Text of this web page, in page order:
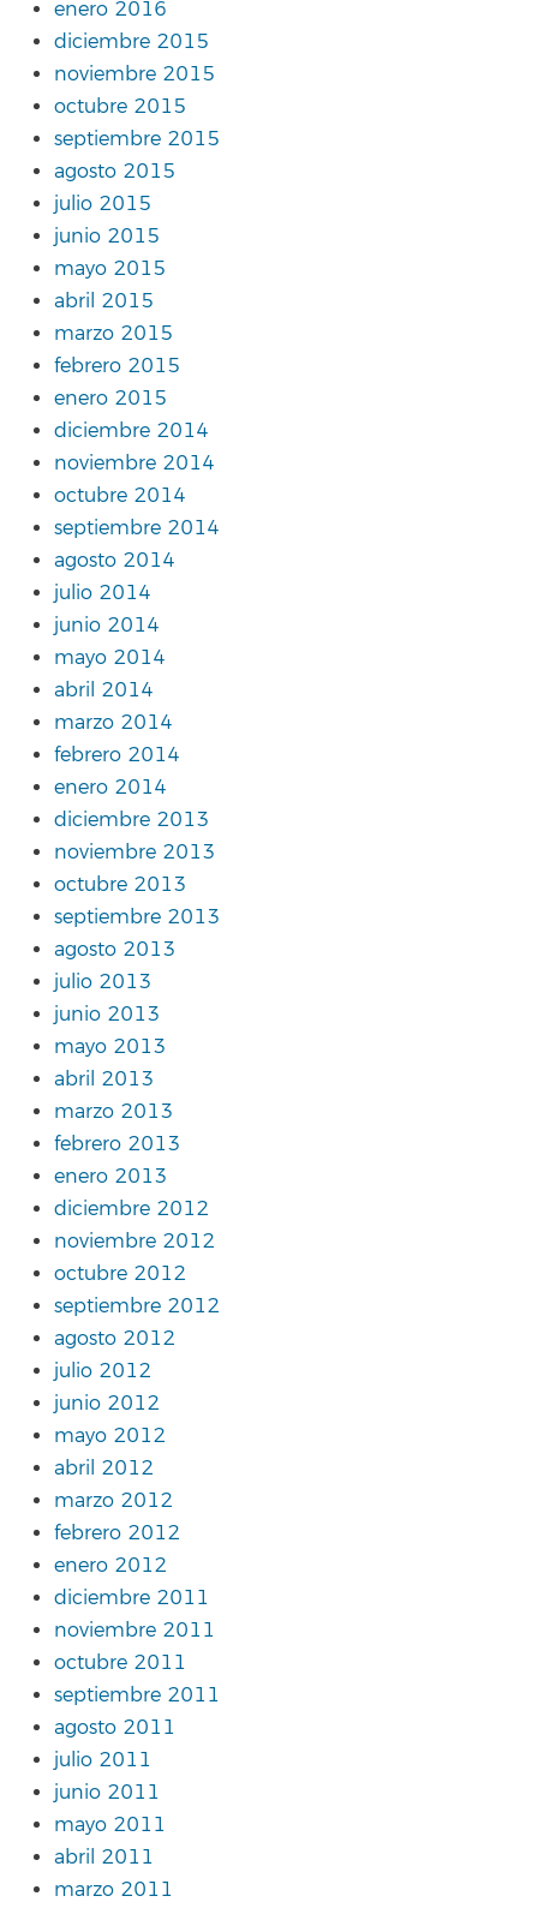
enero 2016
diciembre 2015
noviembre 2015
octubre 2015
septiembre 2015
agosto 2015
julio 2015
junio 2015
mayo 2015
abril 2015
marzo 2015
febrero 2015
enero 2015
diciembre 2014
noviembre 2014
octubre 2014
septiembre 2014
agosto 2014
julio 2014
junio 2014
mayo 2014
abril 2014
marzo 2014
febrero 2014
enero 2014
diciembre 2013
noviembre 2013
octubre 2013
septiembre 2013
agosto 2013
julio 2013
junio 2013
mayo 2013
abril 2013
marzo 2013
febrero 2013
enero 2013
diciembre 2012
noviembre 2012
octubre 2012
septiembre 2012
agosto 2012
julio 2012
junio 2012
mayo 2012
abril 2012
marzo 2012
febrero 2012
enero 2012
diciembre 2011
noviembre 2011
octubre 2011
septiembre 2011
agosto 2011
julio 2011
junio 2011
mayo 2011
abril 2011
marzo 2011